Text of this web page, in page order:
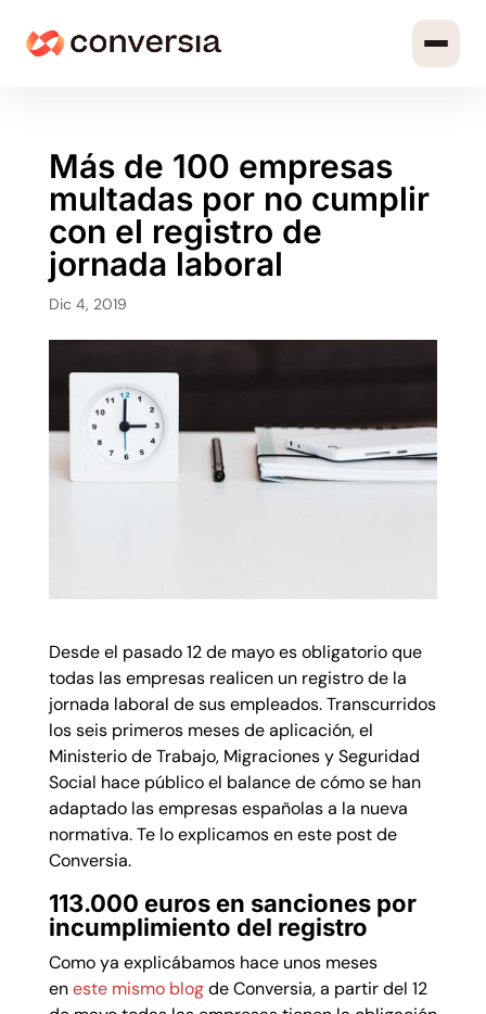
Más de 100 empresas
multadas por no cumplir
con el registro de
jornada laboral
Dic 4, 2019
Desde el pasado 12 de mayo es obligatorio que
todas las empresas realicen un registro de la
jornada laboral de sus empleados. Transcurridos
los seis primeros meses de aplicación, el
Ministerio de Trabajo, Migraciones y Seguridad
Social hace público el balance de cómo se han
adaptado las empresas españolas a la nueva
normativa. Te lo explicamos en este post de
Conversia.
113.000 euros en sanciones por
incumplimiento del registro
Como ya explicábamos hace unos meses
eneste mismo blogde Conversia, a partir del 12